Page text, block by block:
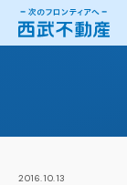
2016.10.13